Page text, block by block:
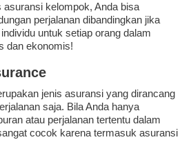
asuransi kelompok, Anda bisa
perjalanan dibandingkan jika
untuk setiap orang dalam
dan ekonomis!
jenis asuransi yang dirancang
saja. Bila Anda hanya
atau perjalanan tertentu dalam
cocok karena termasuk asuransi